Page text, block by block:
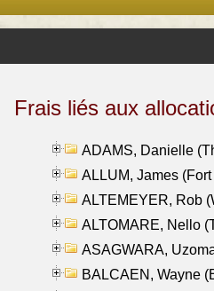
Frais liés aux
ADAMS, Danielle
ALLUM, James
ALTEMEYER, Rob
ALTOMARE, Nello
ASAGWARA,
BALCAEN, Wayne